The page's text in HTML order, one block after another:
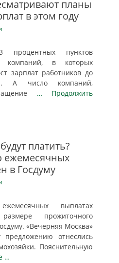
планы
в этом году
пунктов
компаний, в которых
зарплат работников до
А число компаний,
… Продолжить
платить?
ежемесячных
в Госдуму
выплатах
прожиточного
«Вечерняя Москва»
предложению отнеслись
Пояснительную
…